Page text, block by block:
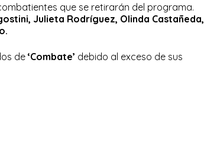
que se retirarán del programa.
Julieta Rodríguez, Olinda Castañeda,
de ‘Combate’ debido al exceso de sus